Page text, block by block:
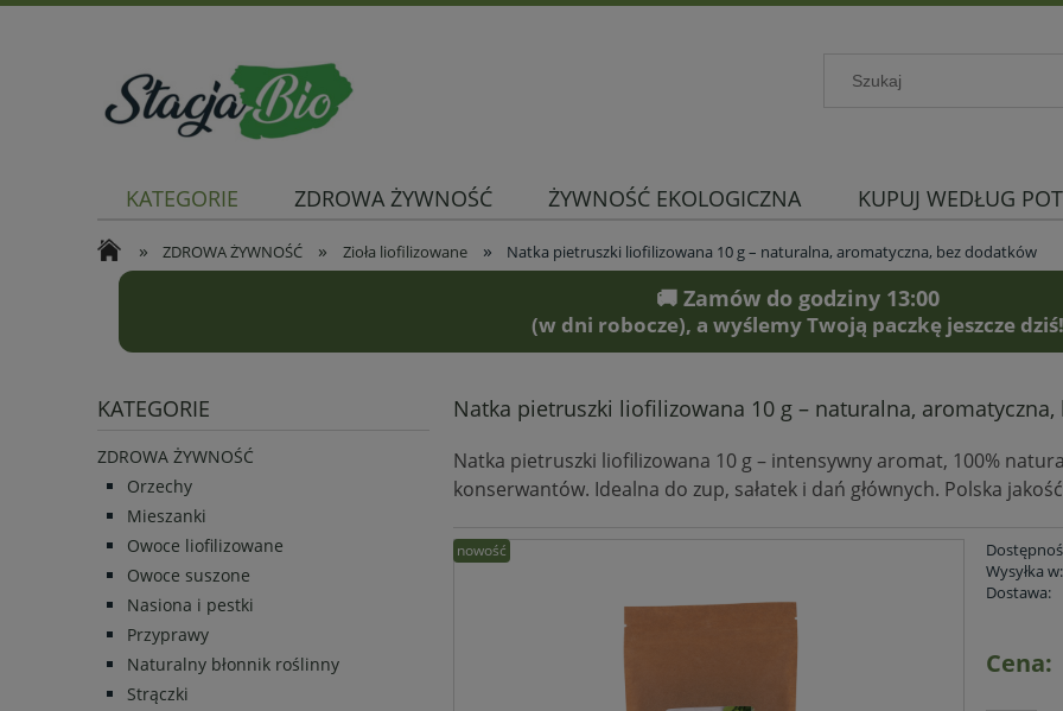
KATEGORIE ZDROWA ŻYWNOŚĆ ŻYWNOŚĆ EKOLOGICZNA KUPUJ WEDŁUG
» ZDROWA ŻYWNOŚĆ » Zioła liofilizowane » Natka pietruszki liofilizowana 10 g – naturalna, aromatyczna, bez dodatków
🚚 Zamów do godziny 13:00
(w dni robocze), a wyślemy Twoją paczkę jeszcze dziś!
KATEGORIE
ZDROWA ŻYWNOŚĆ
Orzechy
Mieszanki
Owoce liofilizowane
Owoce suszone
Nasiona i pestki
Przyprawy
Naturalny błonnik roślinny
Strączki
Natka pietruszki liofilizowana 10 g – naturalna,
Natka pietruszki liofilizowana 10 g – intensywny aromat, 100%
konserwantów. Idealna do zup, sałatek i dań głównych. Polska
nowość
Wysyłka w:
Dostawa:
Cena: